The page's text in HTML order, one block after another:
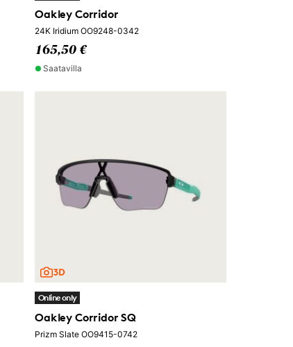
Oakley Corridor
24K Iridium OO9248-0342
165,50 €
Saatavilla
Online only
Oakley Corridor SQ
Prizm Slate OO9415-0742